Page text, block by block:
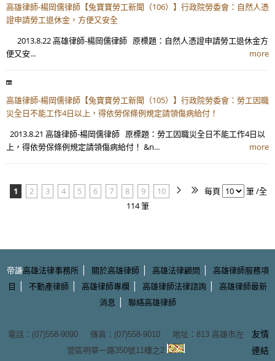
高雄律師-楊岡儒律師【兔寶寶勞工新聞（106）】行政院勞委會：自然人憑
證申請勞工退休金，方便又安全
2013.8.22 高雄律師-楊岡儒律師 原標題：自然人憑證申請勞工退休金方
便又安...
more
高雄律師-楊岡儒律師【兔寶寶勞工新聞（105）】行政院勞委會：勞工因職
災全日不能工作4日以上，得依勞保條例規定請領傷病給付！
2013.8.21 高雄律師-楊岡儒律師 原標題：勞工因職災全日不能工作4日以
上，得依勞保條例規定請領傷病給付！ &n...
more
1 2 3 4 5 6 7 8 9 10 每頁
筆 /全
114 筆
帝謙高雄法律事務所| 關於高雄律師| 高雄法律顧問 |
高雄律師服務項
目
| 不動產律師 | 高雄律師專欄 | 高雄律師法律諮詢 |
高雄律師最新
消息 | 聯絡高雄律師
電話：(07)558-9090 傳真：(07)558-9010 地址： 813 高雄市左
營區明華一路350號11樓之2
友情
連結